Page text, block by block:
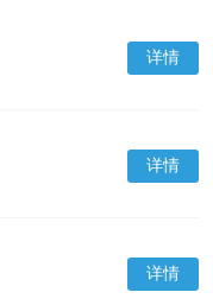
详情
详情
详情